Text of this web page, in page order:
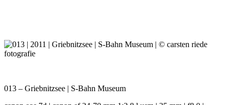
013 – Griebnitzsee | S-Bahn Museum